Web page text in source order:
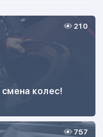
колес!
210
757